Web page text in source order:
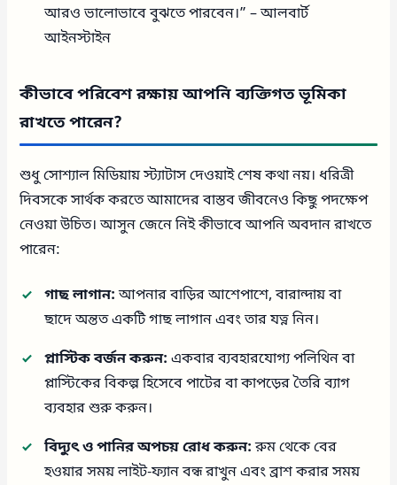
আরও ভালোভাবে বুঝতে পারবেন।” – আলবার্ট
আইনস্টাইন
কীভাবে পরিবেশ রক্ষায় আপনি ব্যক্তিগত ভূমিকা
রাখতে পারেন?
শুধু সোশ্যাল মিডিয়ায় স্ট্যাটাস দেওয়াই শেষ কথা নয়। ধরিত্রী
দিবসকে সার্থক করতে আমাদের বাস্তব জীবনেও কিছু পদক্ষেপ
নেওয়া উচিত। আসুন জেনে নিই কীভাবে আপনি অবদান রাখতে
পারেন:
গাছ লাগান:আপনার বাড়ির আশেপাশে, বারান্দায় বা
ছাদে অন্তত একটি গাছ লাগান এবং তার যত্ন নিন।
প্লাস্টিক বর্জন করুন: একবার ব্যবহারযোগ্য পলিথিন বা
প্লাস্টিকের বিকল্প হিসেবে পাটের বা কাপড়ের তৈরি ব্যাগ
ব্যবহার শুরু করুন।
বিদ্যুৎ ও পানির অপচয় রোধ করুন:রুম থেকে বের
হওয়ার সময় লাইট-ফ্যান বন্ধ রাখুন এবং ব্রাশ করার সময়